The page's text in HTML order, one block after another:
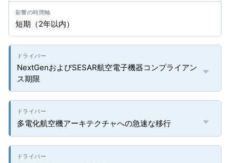
短期（2年以内）
NextGenおよびSESAR航空電子機器コンプライアン
ス期限
多電化航空機アーキテクチャへの急速な移行